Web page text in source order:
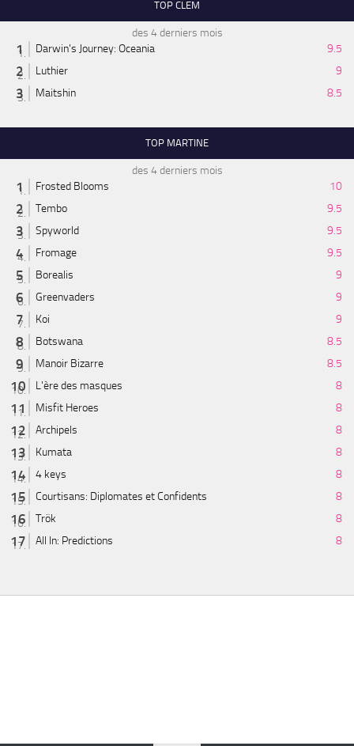
TOP CLEM
des 4 derniers mois
Darwin's Journey: Oceania
9.5
Luthier
9
Maitshin
8.5
TOP MARTINE
des 4 derniers mois
Frosted Blooms
10
Tembo
9.5
Spyworld
9.5
Fromage
9.5
Borealis
9
Greenvaders
9
Koi
9
Botswana
8.5
Manoir Bizarre
8.5
L'ère des masques
8
Misfit Heroes
8
Archipels
8
Kumata
8
4 keys
8
Courtisans: Diplomates et Confidents
8
Trök
8
All In: Predictions
8